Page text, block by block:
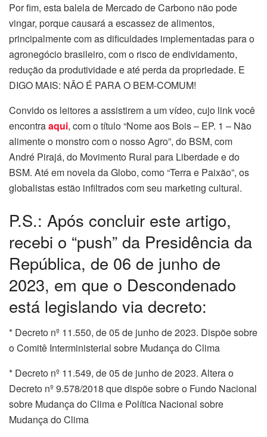
Por fim, esta balela de Mercado de Carbono não pode
vingar, porque causará a escassez de alimentos,
principalmente com as dificuldades implementadas para o
agronegócio brasileiro, com o risco de endividamento,
redução da produtividade e até perda da propriedade. E
DIGO MAIS: NÃO É PARA O BEM-COMUM!
Convido os leitores a assistirem a um vídeo, cujo link você
encontraaqui, com o título “Nome aos Bois – EP. 1 – Não
alimente o monstro com o nosso Agro”, do BSM, com
André Pirajá, do Movimento Rural para Liberdade e do
BSM. Até em novela da Globo, como “Terra e Paixão”, os
globalistas estão infiltrados com seu marketing cultural.
P.S.: Após concluir este artigo,
recebi o “push” da Presidência da
República, de 06 de junho de
2023, em que o Descondenado
está legislando via decreto:
* Decreto nº 11.550, de 05 de junho de 2023. Dispõe sobre
o Comitê Interministerial sobre Mudança do Clima
* Decreto nº 11.549, de 05 de junho de 2023. Altera o
Decreto nº 9.578/2018 que dispõe sobre o Fundo Nacional
sobre Mudança do Clima e Política Nacional sobre
Mudança do Clima